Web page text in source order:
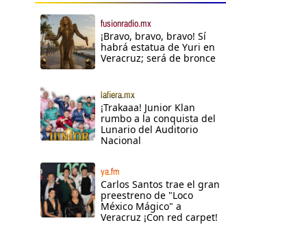
fusionradio.mx
¡Bravo, bravo, bravo! Sí
habrá estatua de Yuri en
Veracruz; será de bronce
lafiera.mx
¡Trakaaa! Junior Klan
rumbo a la conquista del
Lunario del Auditorio
Nacional
ya.fm
Carlos Santos trae el gran
preestreno de "Loco
México Mágico" a
Veracruz ¡Con red carpet!